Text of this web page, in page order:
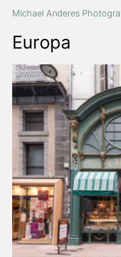
Inhalt
Michael Anderes
Europa